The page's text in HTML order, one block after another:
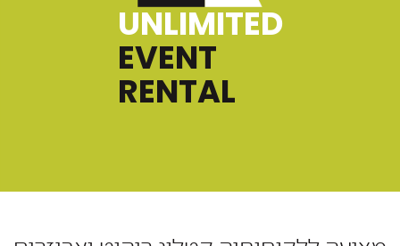
UNLIMITED
EVENT
RENTAL